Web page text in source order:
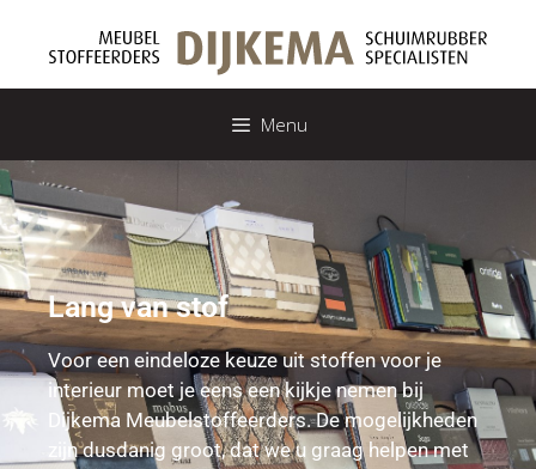
Menu
Lang van stof
Voor een eindeloze keuze uit stoffen voor je
interieur moet je eens een kijkje nemen bij
Dijkema Meubelstoffeerders. De mogelijkheden
zijn dusdanig groot, dat we u graag helpen met